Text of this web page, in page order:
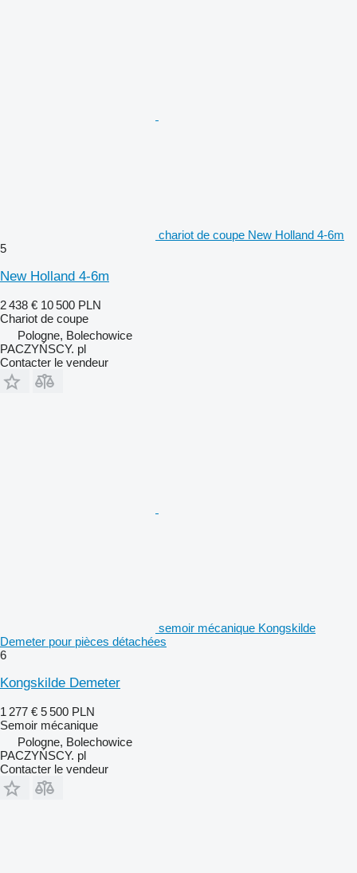
chariot de coupe New Holland 4-6m
5
New Holland 4-6m
2 438 € 10 500 PLN
Chariot de coupe
Pologne, Bolechowice
PACZYŃSCY. pl
Contacter le vendeur
semoir mécanique Kongskilde
Demeter pour pièces détachées
6
Kongskilde Demeter
1 277 € 5 500 PLN
Semoir mécanique
Pologne, Bolechowice
PACZYŃSCY. pl
Contacter le vendeur